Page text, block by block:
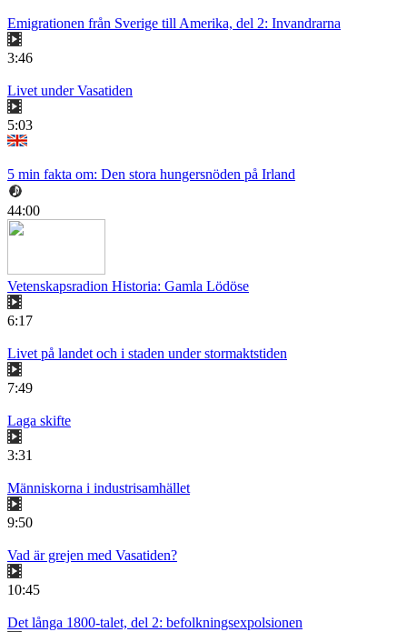
Emigrationen från Sverige till Amerika, del 2: Invandrarna
3:46
Livet under Vasatiden
5:03
5 min fakta om: Den stora hungersnöden på Irland
44:00
Vetenskapsradion Historia: Gamla Lödöse
6:17
Livet på landet och i staden under stormaktstiden
7:49
Laga skifte
3:31
Människorna i industrisamhället
9:50
Vad är grejen med Vasatiden?
10:45
Det långa 1800-talet, del 2: befolkningsexpolsionen